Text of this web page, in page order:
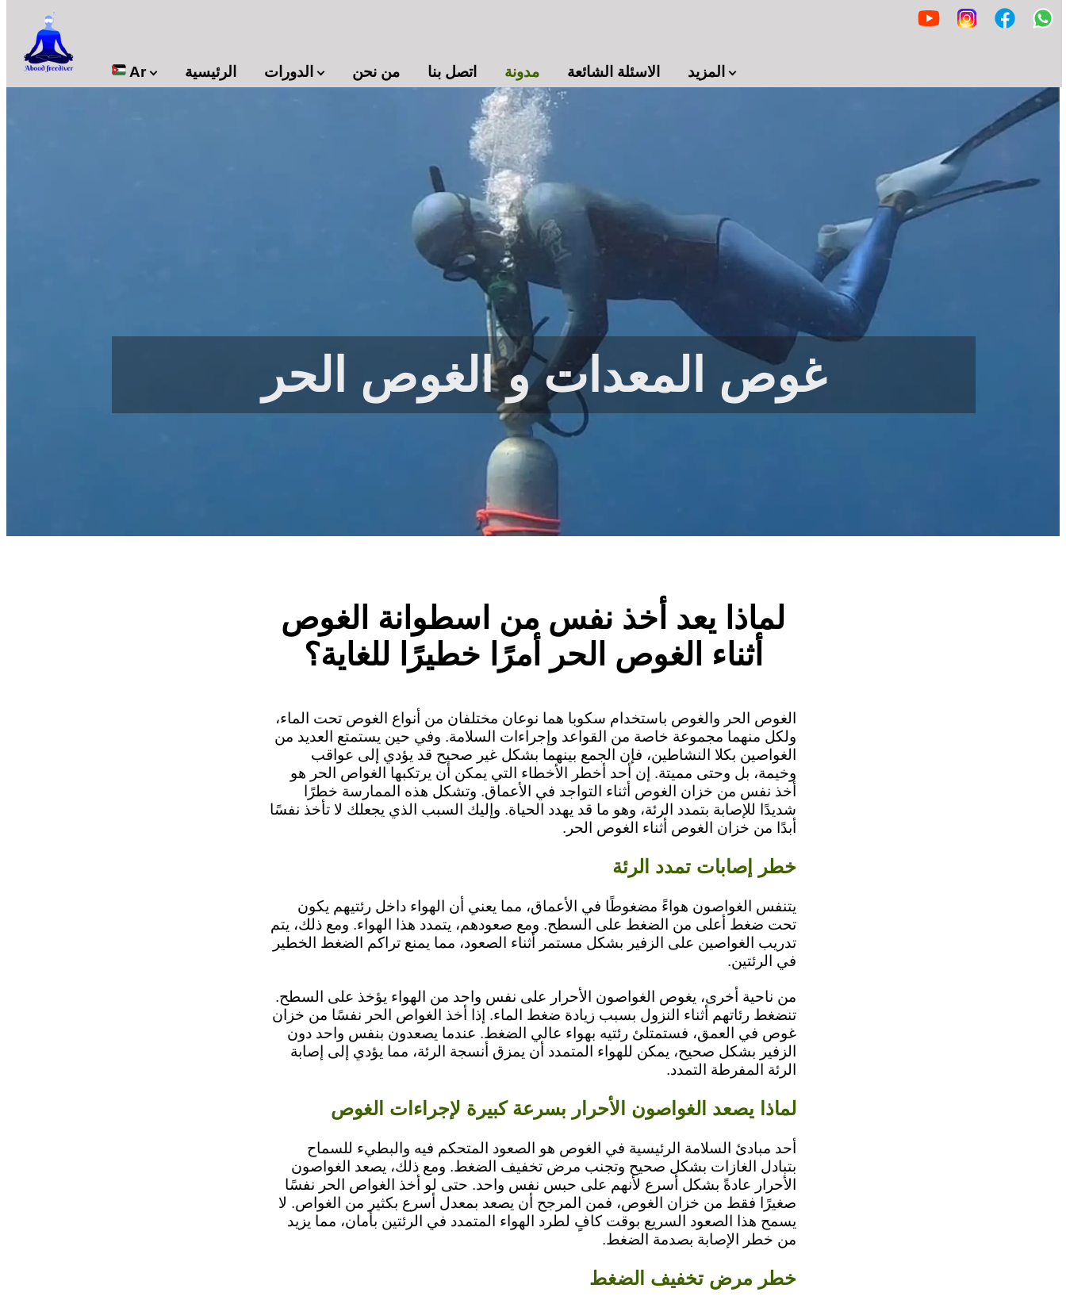
Ar الرئيسية الدورات من نحن اتصل بنا مدونة الاسئلة الشائعة المزيد
غوص المعدات و الغوص الحر
لماذا يعد أخذ نفس من اسطوانة الغوص
أثناء الغوص الحر أمرًا خطيرًا للغاية؟
الغوص الحر والغوص باستخدام سكوبا هما نوعان مختلفان من أنواع الغوص تحت الماء،
ولكل منهما مجموعة خاصة من القواعد وإجراءات السلامة. وفي حين يستمتع العديد من
الغواصين بكلا النشاطين، فإن الجمع بينهما بشكل غير صحيح قد يؤدي إلى عواقب
وخيمة، بل وحتى مميتة. إن أحد أخطر الأخطاء التي يمكن أن يرتكبها الغواص الحر هو
أخذ نفس من خزان الغوص أثناء التواجد في الأعماق. وتشكل هذه الممارسة خطرًا
شديدًا للإصابة بتمدد الرئة، وهو ما قد يهدد الحياة. وإليك السبب الذي يجعلك لا تأخذ نفسًا
أبدًا من خزان الغوص أثناء الغوص الحر.
خطر إصابات تمدد الرئة
يتنفس الغواصون هواءً مضغوطًا في الأعماق، مما يعني أن الهواء داخل رئتيهم يكون
تحت ضغط أعلى من الضغط على السطح. ومع صعودهم، يتمدد هذا الهواء. ومع ذلك، يتم
تدريب الغواصين على الزفير بشكل مستمر أثناء الصعود، مما يمنع تراكم الضغط الخطير
في الرئتين.
من ناحية أخرى، يغوص الغواصون الأحرار على نفس واحد من الهواء يؤخذ على السطح.
تنضغط رئاتهم أثناء النزول بسبب زيادة ضغط الماء. إذا أخذ الغواص الحر نفسًا من خزان
غوص في العمق، فستمتلئ رئتيه بهواء عالي الضغط. عندما يصعدون بنفس واحد دون
الزفير بشكل صحيح، يمكن للهواء المتمدد أن يمزق أنسجة الرئة، مما يؤدي إلى إصابة
الرئة المفرطة التمدد.
لماذا يصعد الغواصون الأحرار بسرعة كبيرة لإجراءات الغوص
أحد مبادئ السلامة الرئيسية في الغوص هو الصعود المتحكم فيه والبطيء للسماح
بتبادل الغازات بشكل صحيح وتجنب مرض تخفيف الضغط. ومع ذلك، يصعد الغواصون
الأحرار عادةً بشكل أسرع لأنهم على حبس نفس واحد. حتى لو أخذ الغواص الحر نفسًا
صغيرًا فقط من خزان الغوص، فمن المرجح أن يصعد بمعدل أسرع بكثير من الغواص. لا
يسمح هذا الصعود السريع بوقت كافٍ لطرد الهواء المتمدد في الرئتين بأمان، مما يزيد
من خطر الإصابة بصدمة الضغط.
خطر مرض تخفيف الضغط